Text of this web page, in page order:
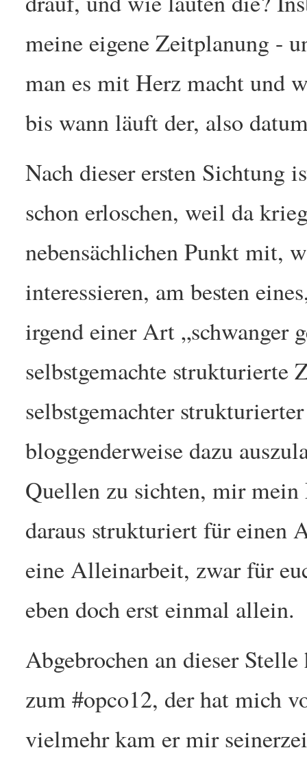
meine eigene Zeitplanung -
man es mit Herz macht und
bis wann läuft der, also
Nach dieser ersten Sichtung
schon erloschen, weil da
nebensächlichen Punkt mit,
interessieren, am besten
irgend einer Art „schwanger
selbstgemachte strukturierte
selbstgemachter
bloggenderweise dazu
Quellen zu sichten, mir
daraus strukturiert für einen
eine Alleinarbeit, zwar für
eben doch erst einmal allein.
Abgebrochen an dieser
zum #opco12, der hat mich
vielmehr kam er mir